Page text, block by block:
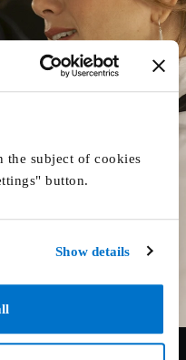
the subject of cookies
button.
Show details
Komödie